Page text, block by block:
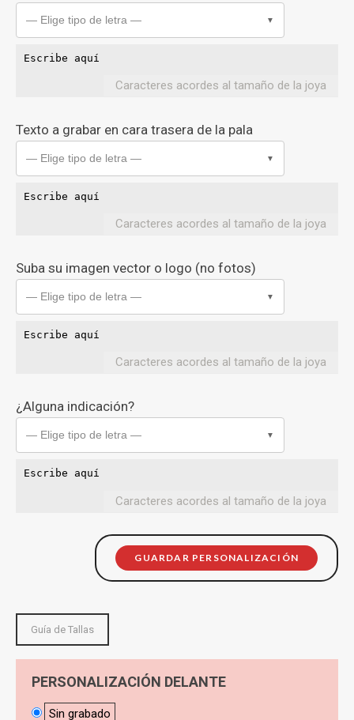
— Elige tipo de letra — ▼
Caracteres acordes al tamaño de la joya
Texto a grabar en cara trasera de la pala
— Elige tipo de letra — ▼
Caracteres acordes al tamaño de la joya
Suba su imagen vector o logo (no fotos)
— Elige tipo de letra — ▼
Caracteres acordes al tamaño de la joya
¿Alguna indicación?
— Elige tipo de letra — ▼
Caracteres acordes al tamaño de la joya
GUARDAR PERSONALIZACIÓN
Guía de Tallas
PERSONALIZACIÓN DELANTE
Sin grabado